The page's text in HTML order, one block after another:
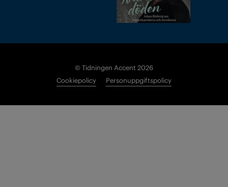
© Tidningen Accent 2026
Cookiepolicy
Personuppgiftspolicy